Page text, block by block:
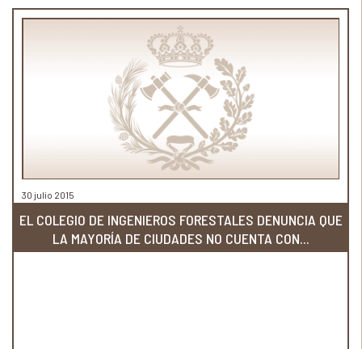
30 julio 2015
EL COLEGIO DE INGENIEROS FORESTALES DENUNCIA QUE
LA MAYORÍA DE CIUDADES NO CUENTA CON...